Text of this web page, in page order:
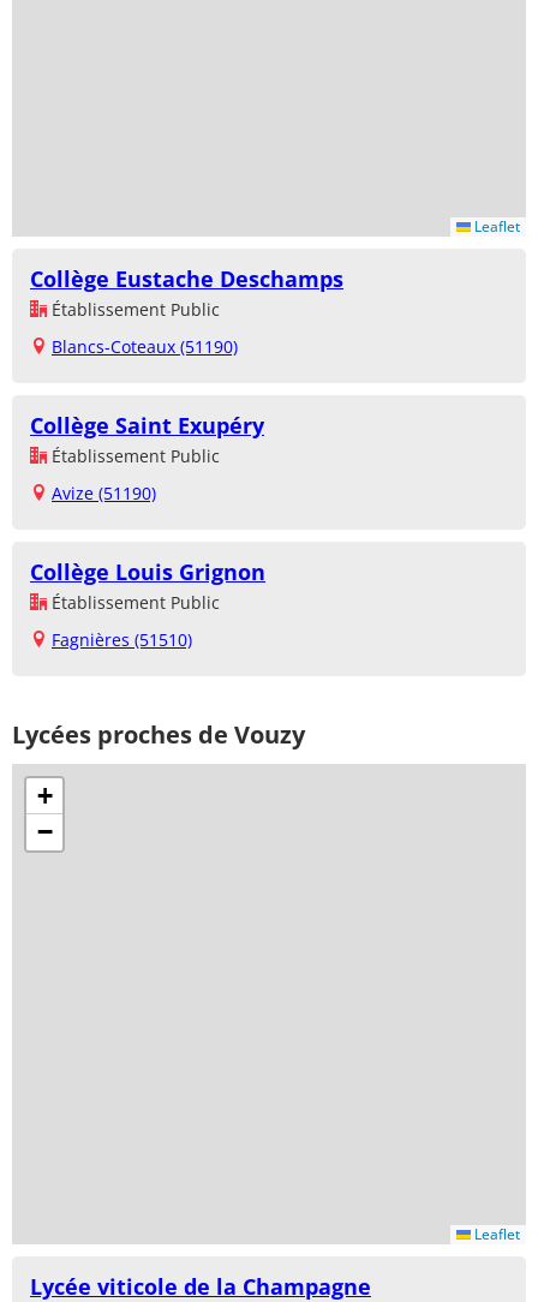
Leaflet
Collège Eustache Deschamps
Établissement Public
Blancs-Coteaux (51190)
Collège Saint Exupéry
Établissement Public
Avize (51190)
Collège Louis Grignon
Établissement Public
Fagnières (51510)
Lycées proches de Vouzy
+
−
Leaflet
Lycée viticole de la Champagne